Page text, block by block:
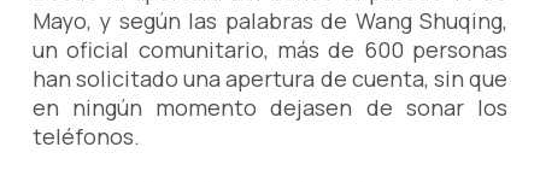
Mayo, y según las palabras de Wang Shuqing,
un oficial comunitario, más de 600 personas
han solicitado una apertura de cuenta, sin que
en ningún momento dejasen de sonar los
teléfonos.